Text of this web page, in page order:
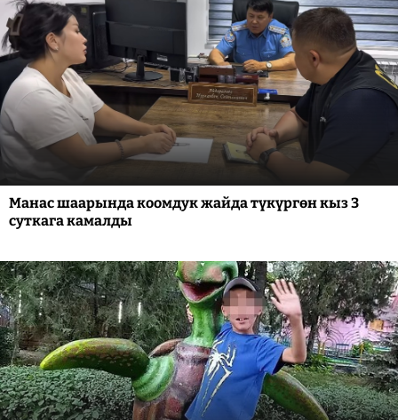
Манас шаарында коомдук жайда түкүргөн кыз 3
суткага камалды